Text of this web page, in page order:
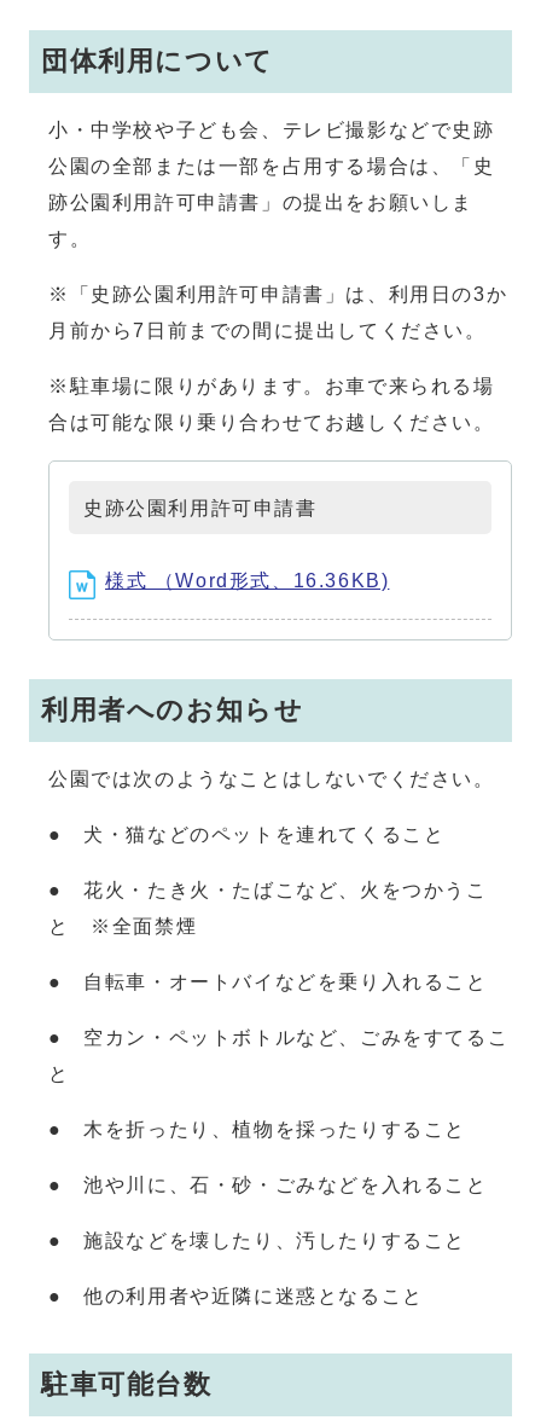
団体利用について
小・中学校や子ども会、テレビ撮影などで史跡
公園の全部または一部を占用する場合は、「史
跡公園利用許可申請書」の提出をお願いしま
す。
※「史跡公園利用許可申請書」は、利用日の3か
月前から7日前までの間に提出してください。
※駐車場に限りがあります。お車で来られる場
合は可能な限り乗り合わせてお越しください。
史跡公園利用許可申請書
様式 （Word形式、16.36KB)
利用者へのお知らせ
公園では次のようなことはしないでください。
● 犬・猫などのペットを連れてくること
● 花火・たき火・たばこなど、火をつかうこ
と ※全面禁煙
● 自転車・オートバイなどを乗り入れること
● 空カン・ペットボトルなど、ごみをすてるこ
と
● 木を折ったり、植物を採ったりすること
● 池や川に、石・砂・ごみなどを入れること
● 施設などを壊したり、汚したりすること
● 他の利用者や近隣に迷惑となること
駐車可能台数